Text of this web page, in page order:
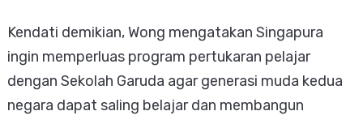
Kendati demikian, Wong mengatakan Singapura
ingin memperluas program pertukaran pelajar
dengan Sekolah Garuda agar generasi muda kedua
negara dapat saling belajar dan membangun